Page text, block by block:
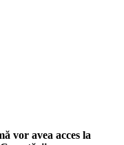
vor avea acces la